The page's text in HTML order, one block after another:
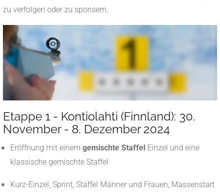
zu verfolgen oder zu sponsern
Etappe 1 - Kontiolahti (Finnland): 30.
November - 8. Dezember 2024
Eröffnung mit einem gemischte Staffel Einzel und eine
klassische gemischte Staffel
Kurz-Einzel, Sprint, Staffel Männer und Frauen, Massenstart